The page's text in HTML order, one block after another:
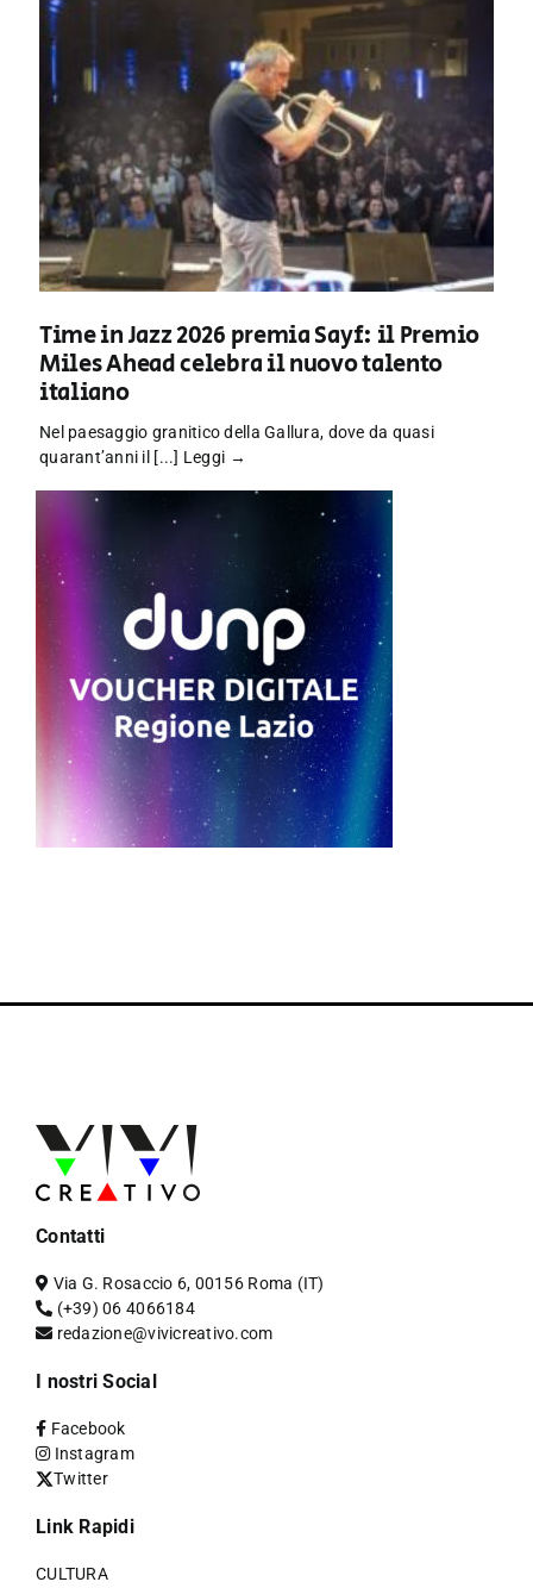
Time in Jazz 2026 premia Sayf: il Premio
Miles Ahead celebra il nuovo talento
italiano
Nel paesaggio granitico della Gallura, dove da quasi
quarant’anni il [...] Leggi →
Contatti
Via G. Rosaccio 6, 00156 Roma (IT)
(+39) 06 4066184
redazione@vivicreativo.com
I nostri Social
Facebook
Instagram
Twitter
Link Rapidi
CULTURA